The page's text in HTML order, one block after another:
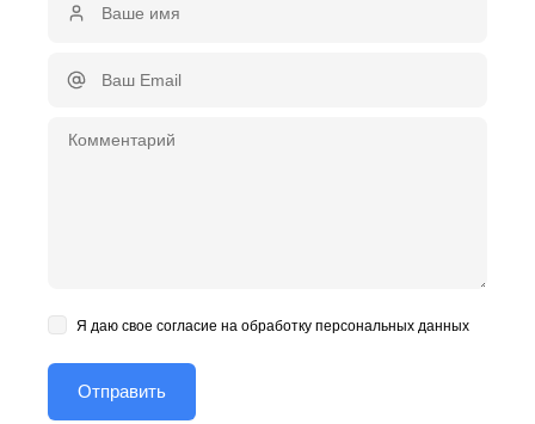
Я даю свое согласие на обработку персональных данных